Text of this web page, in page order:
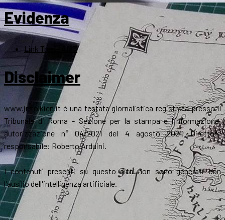
Evidenza
Link Tree – AIST
Disclaimer
www.jrrtolkien.it è una testata giornalistica registrata presso il
Tribunale di Roma - Sezione per la stampa e l’informazione,
autorizzazione n° 04/2021 del 4 agosto 2021. Direttore
responsabile: Roberto Arduini.
I contenuti presenti su questo sito non sono generati con
l'ausilio dell'intelligenza artificiale.